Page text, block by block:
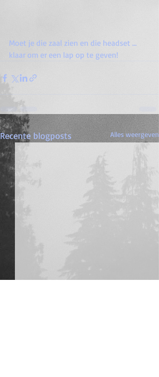
Moet je die zaal zien en die headset ...
klaar om er een lap op te geven!
Recente blogposts Alles weergeven